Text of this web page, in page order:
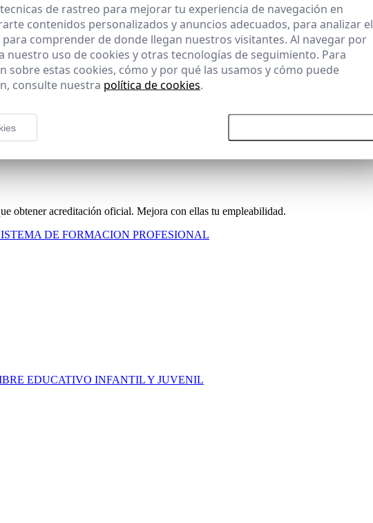
obtener acreditación oficial. Mejora con ellas tu empleabilidad.
DE FORMACION PROFESIONAL
EDUCATIVO INFANTIL Y JUVENIL
de rastreo para mejorar tu experiencia de navegación en
contenidos personalizados y anuncios adecuados, para analizar el
comprender de donde llegan nuestros visitantes. Al navegar por
nuestro uso de cookies y otras tecnologías de seguimiento. Para
sobre estas cookies, cómo y por qué las usamos y cómo puede
consulte nuestra política de cookies.